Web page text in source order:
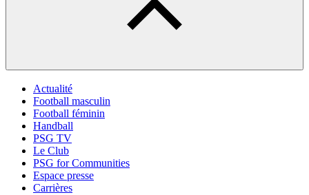
Actualité
Football masculin
Football féminin
Handball
PSG TV
Le Club
PSG for Communities
Espace presse
Carrières